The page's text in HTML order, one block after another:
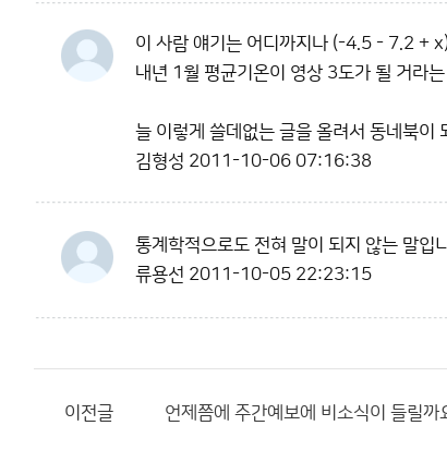
이 사람 얘기는 어디까지나 (-4.5 - 7.2 +
내년 1월 평균기온이 영상 3도가 될 거라
늘 이렇게 쓸데없는 글을 올려서 동네북
김형성 2011-10-06 07:16:38
통계학적으로도 전혀 말이 되지 않는 말입
류용선 2011-10-05 22:23:15
이전글 언제쯤에 주간예보에 비소식이 들릴